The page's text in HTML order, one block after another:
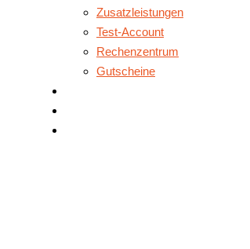
Zusatzleistungen
Test-Account
Rechenzentrum
Gutscheine